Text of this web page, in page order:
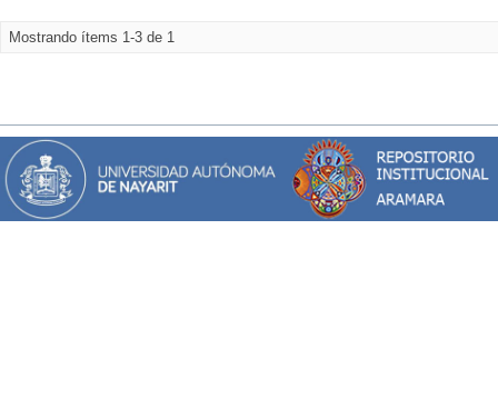
Mostrando ítems 1-3 de 1